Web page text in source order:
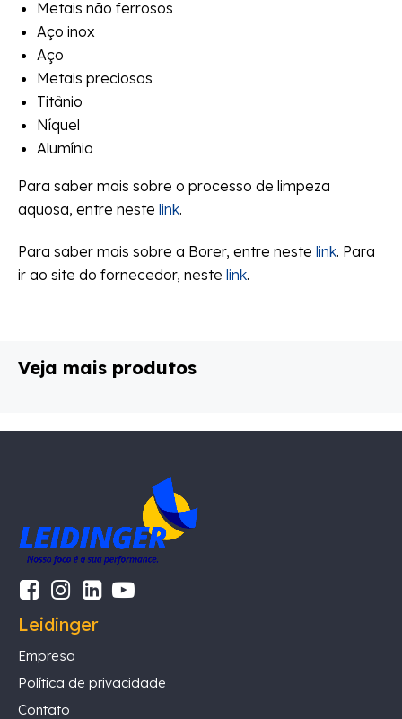
Metais não ferrosos
Aço inox
Aço
Metais preciosos
Titânio
Níquel
Alumínio
Para saber mais sobre o processo de limpeza
aquosa, entre neste link.
Para saber mais sobre a Borer, entre neste link. Para
ir ao site do fornecedor, neste link.
Veja mais produtos
Leidinger
Empresa
Política de privacidade
Contato